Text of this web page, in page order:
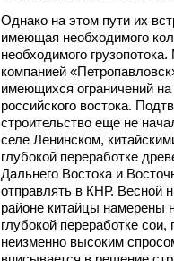
Однако на этом пути их
имеющая необходимого
необходимого
компанией
имеющихся ограничений на
российского востока.
строительство еще не
селе Ленинском,
глубокой переработке
Дальнего Востока и
отправлять в КНР. Весной
районе китайцы намерены
глубокой переработке сои,
неизменно высоким